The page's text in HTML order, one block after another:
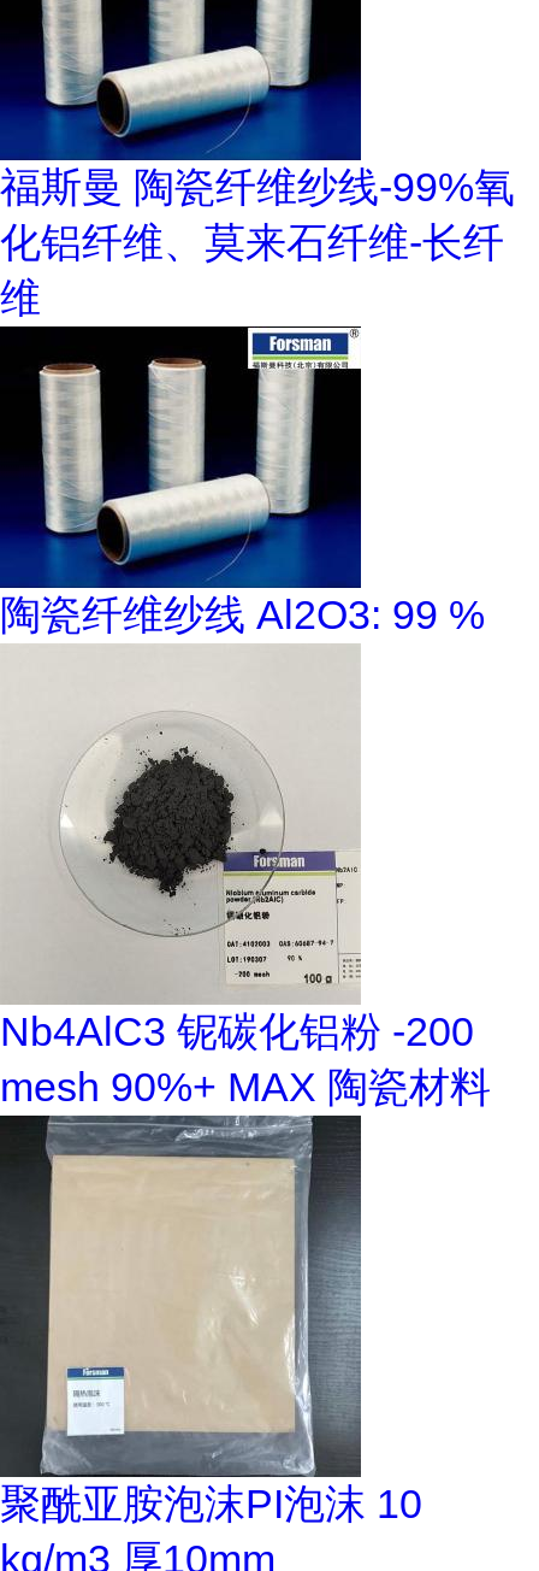
福斯曼 陶瓷纤维纱线-99%氧
化铝纤维、莫来石纤维-长纤
维
陶瓷纤维纱线 Al2O3: 99 %
Nb4AlC3 铌碳化铝粉 -200
mesh 90%+ MAX 陶瓷材料
聚酰亚胺泡沫PI泡沫 10
kg/m3 厚10mm